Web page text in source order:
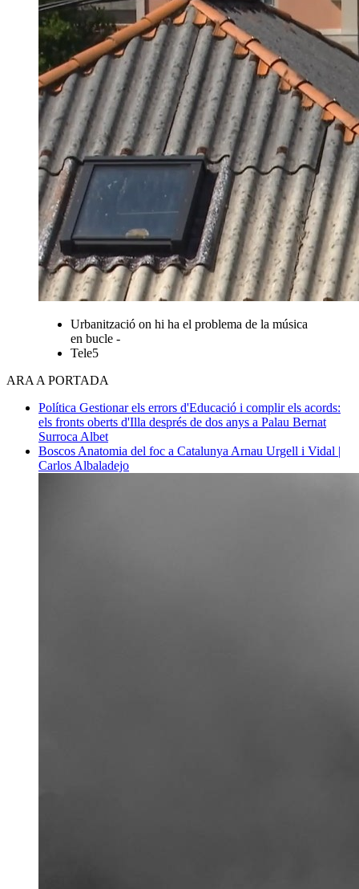
Urbanització on hi ha el problema de la música
en bucle -
Tele5
ARA A PORTADA
Política Gestionar els errors d'Educació i complir els acords:
els fronts oberts d'Illa després de dos anys a Palau Bernat
Surroca Albet
Boscos Anatomia del foc a Catalunya Arnau Urgell i Vidal |
Carlos Albaladejo